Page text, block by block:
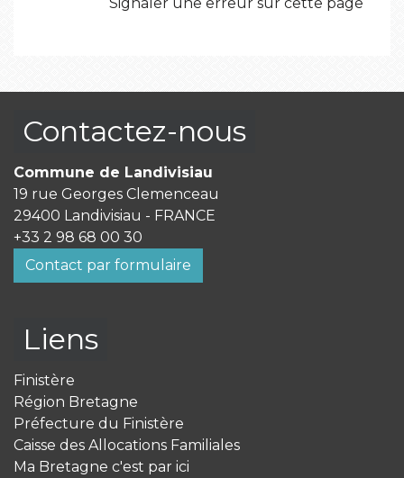
Contactez-nous
Commune de Landivisiau
19 rue Georges Clemenceau
29400 Landivisiau - FRANCE
+33 2 98 68 00 30
Contact par formulaire
Liens
Finistère
Région Bretagne
Préfecture du Finistère
Caisse des Allocations Familiales
Ma Bretagne c'est par ici